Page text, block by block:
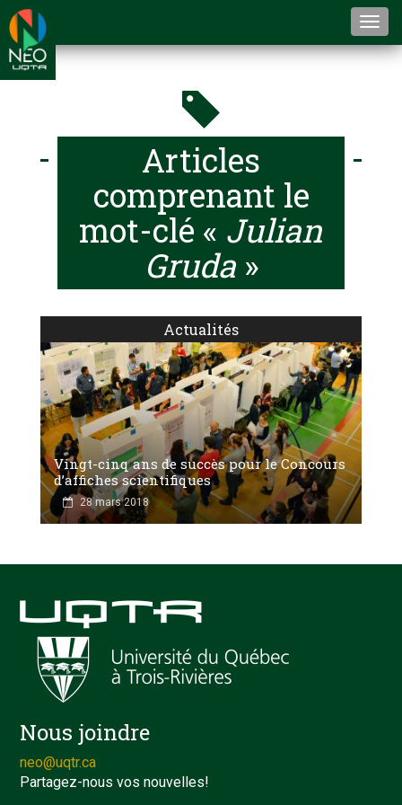
Articles
comprenant le
mot-clé « Julian
Gruda »
Actualités
Vingt-cinq ans de succès pour le Concours
d’affiches scientifiques
28 mars 2018
Nous joindre
neo@uqtr.ca
Partagez-nous vos nouvelles!